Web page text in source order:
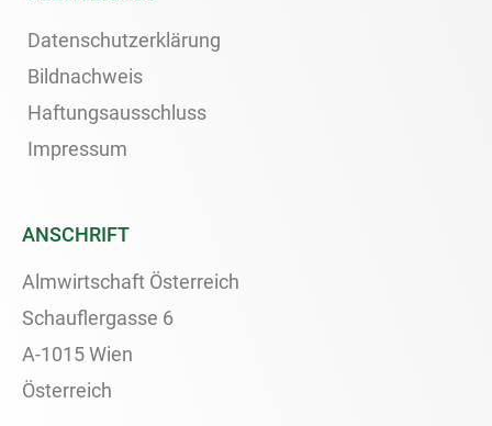
Datenschutzerklärung
Bildnachweis
Haftungsausschluss
Impressum
ANSCHRIFT
Almwirtschaft Österreich
Schauflergasse 6
A-1015 Wien
Österreich